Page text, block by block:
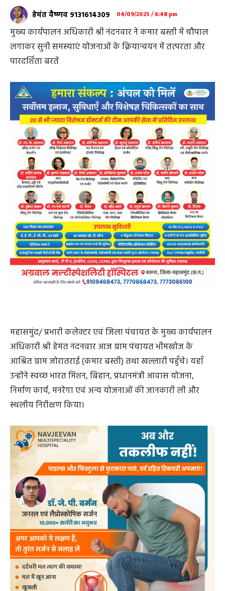
हेमंत वैष्णव 9131614309 04/09/2025 / 6:48 pm
मुख्य कार्यपालन अधिकारी श्री नंदनवार ने कमार बस्ती में चौपाल
लगाकर सुनी समस्याएं योजनाओं के क्रियान्वयन में तत्परता और
पारदर्शिता बरतें
महासमुंद/ प्रभारी कलेक्टर एवं जिला पंचायत के मुख्य कार्यपालन
अधिकारी श्री हेमंत नंदनवार आज ग्राम पंचायत भीमखोज के
आश्रित ग्राम जोरातराई (कमार बस्ती) तथा खल्लारी पहुँचे। यहाँ
उन्होंने स्वच्छ भारत मिशन, बिहान, प्रधानमंत्री आवास योजना,
निर्माण कार्य, मनरेगा एवं अन्य योजनाओं की जानकारी ली और
स्थलीय निरीक्षण किया।
निरीक्षण के पश्चात उन्होंने ग्रामीणों के बीच चौपाल लगाकर सीधी
चर्चा की। चौपाल में उन्होंने ग्रामीणों से योजनाओं के लाभ,
रहे बहुउद्देशीय केन्द्र का भी निरीक्षण किया और जल्द से जल्द पूरा
करने के निर्देश दिए। इस केन्द्र में कमार परिवारों के लिए एक ही
छत के नीचे स्कूल, आंगनवाड़ी, प्रशिक्षण, स्वास्थ्य आदि की
सुविधाएं मुहैय्या कराई जाएगी। इस अवसर पर जनपद सीईओ श्री
मंडावी, एवं ग्रामीण कमार परिवार मौजूद थे।
श्री नंदनवार ने कहा कि शासन की योजनाएं सीधे आमजन तक
पहुँचें, यही प्राथमिकता है। इसलिए सभी अधिकारी एवं मैदानी
अमला योजनाओं के क्रियान्वयन में तत्परता और पारदर्शिता बरतें,
ताकि अधिक से अधिक लोग लाभान्वित हो सकें।